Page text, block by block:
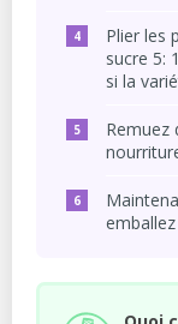
Plier les
sucre 5:
si la
Remuez